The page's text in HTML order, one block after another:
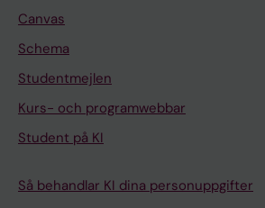
Canvas
Schema
Studentmejlen
Kurs- och programwebbar
Student på KI
Så behandlar KI dina personuppgifter